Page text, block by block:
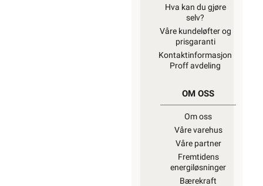
Hva kan du gjøre
selv?
Våre kundeløfter og
prisgaranti
Kontaktinformasjon
Proff avdeling
OM OSS
Om oss
Våre varehus
Våre partner
Fremtidens
energiløsninger
Bærekraft